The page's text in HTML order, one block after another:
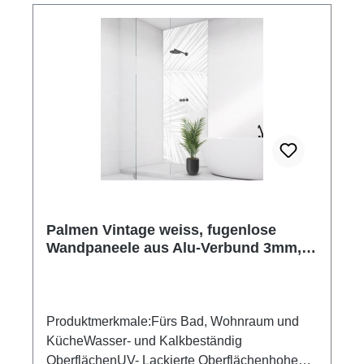
Palmen Vintage weiss, fugenlose
Wandpaneele aus Alu-Verbund 3mm,
Produktmerkmale:Fürs Bad, Wohnraum und
KücheWasser- und Kalkbeständig
OberflächenUV- Lackierte Oberflächenhohe